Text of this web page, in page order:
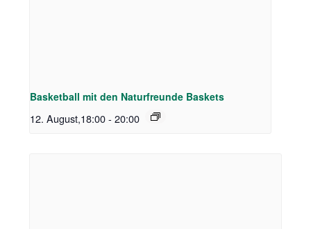
Basketball mit den Naturfreunde Baskets
12. August,18:00 - 20:00